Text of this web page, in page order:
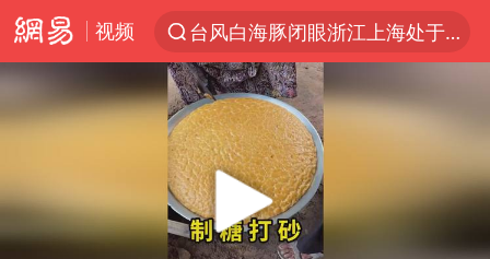
视频
台风白海豚闭眼浙江上海处于危险半圆
香港宏福苑火灾或由烟头引起
浙江台州《告全体市民书》
以媒：穆杰塔巴被紧急送医情况危急
多所高校取消艺考